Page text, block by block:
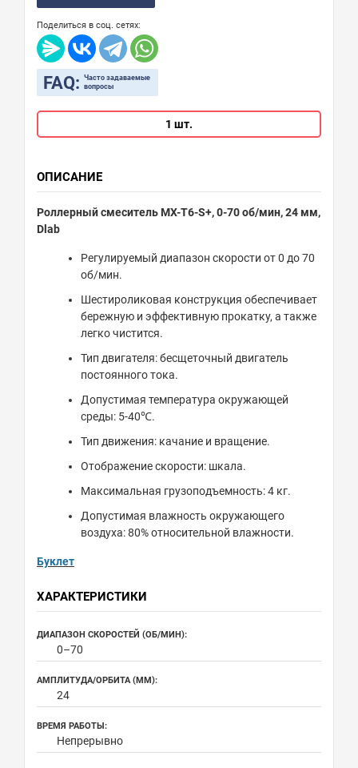
Поделиться в соц. сетях:
FAQ: Часто задаваемые
вопросы
1 шт.
ОПИСАНИЕ
Роллерный смеситель MX-T6-S+, 0-70 об/мин, 24 мм,
Dlab
Регулируемый диапазон скорости от 0 до 70
об/мин.
Шестироликовая конструкция обеспечивает
бережную и эффективную прокатку, а также
легко чистится.
Тип двигателя: бесщеточный двигатель
постоянного тока.
Допустимая температура окружающей
среды: 5-40℃.
Тип движения: качание и вращение.
Отображение скорости: шкала.
Максимальная грузоподъемность: 4 кг.
Допустимая влажность окружающего
воздуха: 80% относительной влажности.
Буклет
ХАРАКТЕРИСТИКИ
ДИАПАЗОН СКОРОСТЕЙ (ОБ/МИН):
0–70
АМПЛИТУДА/ОРБИТА (ММ):
24
ВРЕМЯ РАБОТЫ:
Непрерывно